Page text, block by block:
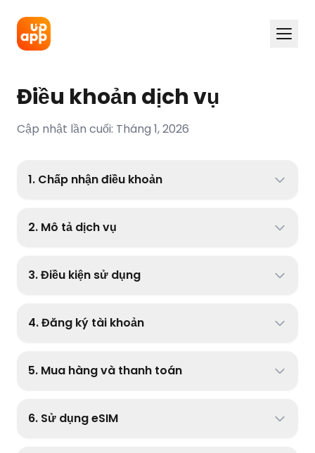
Điều khoản dịch vụ
Cập nhật lần cuối: Tháng 1, 2026
1. Chấp nhận điều khoản
2. Mô tả dịch vụ
3. Điều kiện sử dụng
4. Đăng ký tài khoản
5. Mua hàng và thanh toán
6. Sử dụng eSIM